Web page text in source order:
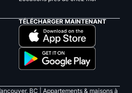
TÉLÉCHARGER MAINTENANT
BC | Appartements & maisons à